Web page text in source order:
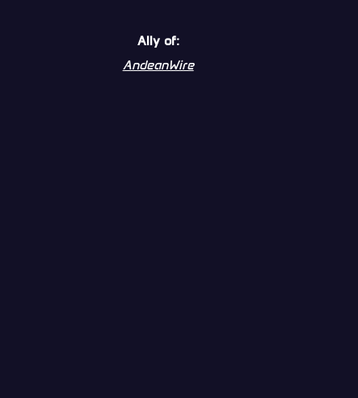
Ally of:
AndeanWire